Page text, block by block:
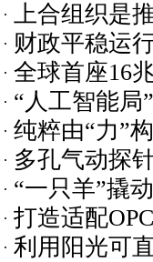
上合组织是
财政平稳运
全球首座16
“人工智能局
纯粹由“力”
多孔气动探
“一只羊”撬
打造适配
利用阳光可